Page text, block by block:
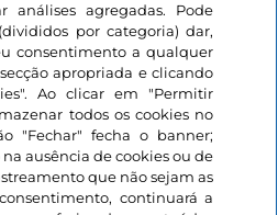
agregadas. Pode
por categoria) dar,
consentimento a qualquer
apropriada e clicando
Ao clicar em "Permitir
todos os cookies no
"Fechar" fecha o banner;
ausência de cookies ou de
que não sejam as
continuará a